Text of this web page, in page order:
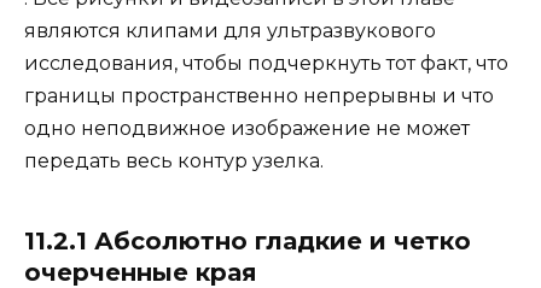
являются клипами для ультразвукового
исследования, чтобы подчеркнуть тот факт, что
границы пространственно непрерывны и что
одно неподвижное изображение не может
передать весь контур узелка.
11.2.1 Абсолютно гладкие и четко
очерченные края